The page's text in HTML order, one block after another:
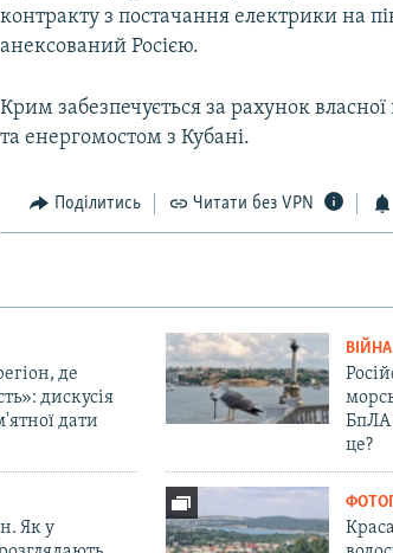
контракту з постачання електрики на
анексований Росією.
Крим забезпечується за рахунок власної
та енергомостом з Кубані.
Поділитись Читати без VPN
де
дискусія
дати
БпЛА
це?
Як у